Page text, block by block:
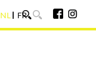
NL
FR